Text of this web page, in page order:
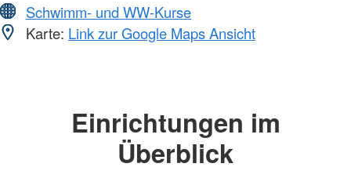
Schwimm- und WW-Kurse
Karte: Link zur Google Maps Ansicht
Einrichtungen im
Überblick